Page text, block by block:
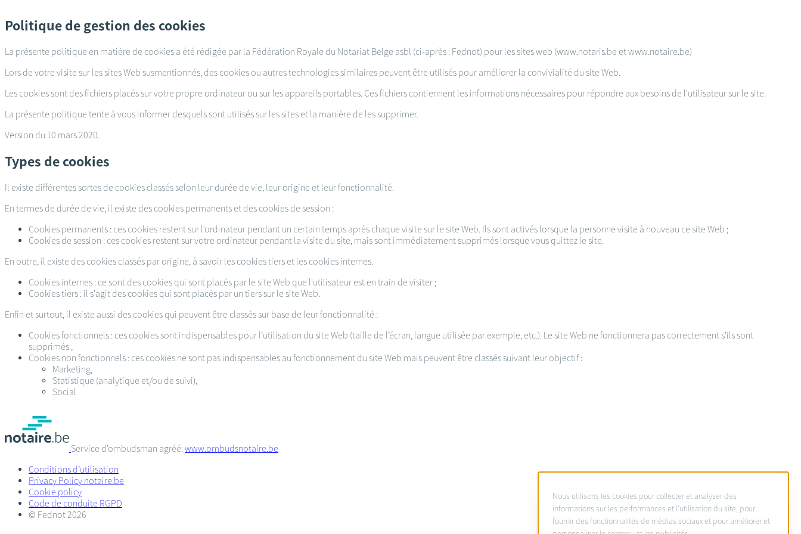
au
contenu
Politique de gestion des cookies
La présente politique en matière de cookies a été rédigée par la Fédération Royale du Notariat Belge asbl (ci-après : Fednot) pour les sites web (www.notaris.be et www.notaire.be)
Lors de votre visite sur les sites Web susmentionnés, des cookies ou autres technologies similaires peuvent être utilisés pour améliorer la convivialité du site Web.
Les cookies sont des fichiers placés sur votre propre ordinateur ou sur les appareils portables. Ces fichiers contiennent les informations nécessaires pour répondre aux besoins de l'utilisateur sur le site.
La présente politique tente à vous informer desquels sont utilisés sur les sites et la manière de les supprimer.
Version du 10 mars 2020.
Types de cookies
Il existe différentes sortes de cookies classés selon leur durée de vie, leur origine et leur fonctionnalité.
En termes de durée de vie, il existe des cookies permanents et des cookies de session :
Cookies permanents : ces cookies restent sur l'ordinateur pendant un certain temps après chaque visite sur le site Web. Ils sont activés lorsque la personne visite à nouveau ce site Web ;
Cookies de session : ces cookies restent sur votre ordinateur pendant la visite du site, mais sont immédiatement supprimés lorsque vous quittez le site.
En outre, il existe des cookies classés par origine, à savoir les cookies tiers et les cookies internes.
Cookies internes : ce sont des cookies qui sont placés par le site Web que l'utilisateur est en train de visiter ;
Cookies tiers : il s'agit des cookies qui sont placés par un tiers sur le site Web.
Enfin et surtout, il existe aussi des cookies qui peuvent être classés sur base de leur fonctionnalité :
Cookies fonctionnels : ces cookies sont indispensables pour l’utilisation du site Web (taille de l’écran, langue utilisée par exemple, etc.). Le site Web ne fonctionnera pas correctement s'ils sont
supprimés ;
Cookies non fonctionnels : ces cookies ne sont pas indispensables au fonctionnement du site Web mais peuvent être classés suivant leur objectif :
Marketing,
Statistique (analytique et/ou de suivi),
Social
Service d’ombudsman agréé:www.ombudsnotaire.be
Conditions d’utilisation
Privacy Policy notaire.be
Cookie policy
Code de conduite RGPD
© Fednot 2026
À
propos
des
Nous utilisons les cookies pour collecter et analyser des
informations sur les performances et l'utilisation du site, pour
fournir des fonctionnalités de médias sociaux et pour améliorer et